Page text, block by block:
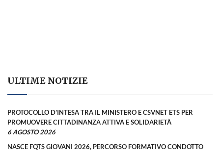
ULTIME NOTIZIE
PROTOCOLLO D’INTESA TRA IL MINISTERO E CSVNET ETS PER
PROMUOVERE CITTADINANZA ATTIVA E SOLIDARIETÀ
6 AGOSTO 2026
NASCE FQTS GIOVANI 2026, PERCORSO FORMATIVO CONDOTTO